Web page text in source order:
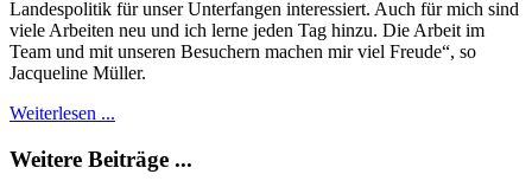
Landespolitik für unser Unterfangen interessiert. Auch für mich sind
viele Arbeiten neu und ich lerne jeden Tag hinzu. Die Arbeit im
Team und mit unseren Besuchern machen mir viel Freude“, so
Jacqueline Müller.
Weiterlesen ...
Weitere Beiträge ...